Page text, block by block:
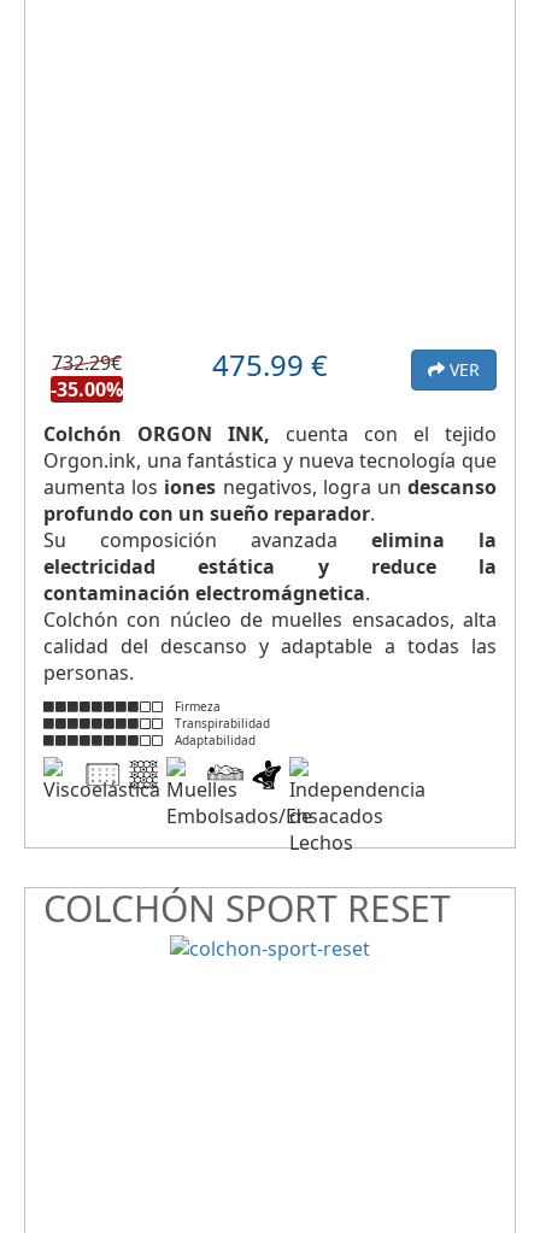
732.29€
-35.00%
475.99 € VER
Colchón ORGON INK, cuenta con el tejido
Orgon.ink, una fantástica y nueva tecnología que
aumenta los iones negativos, logra undescanso
profundo con un sueño reparador.
Su composición avanzada elimina la
electricidad estática y reduce la
contaminación electromágnetica.
Colchón con núcleo de muelles ensacados, alta
calidad del descanso y adaptable a todas las
personas.
Firmeza
Transpirabilidad
Adaptabilidad
COLCHÓN SPORT RESET